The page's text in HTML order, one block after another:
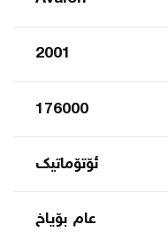
2001
176000
ئۆتۆماتیک
عام بۆیاخ